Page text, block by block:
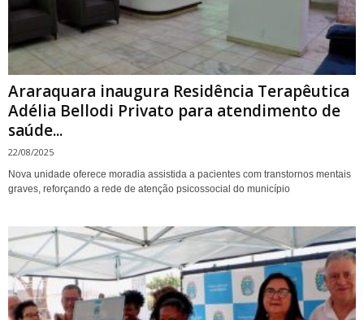
Araraquara inaugura Residência Terapêutica
Adélia Bellodi Privato para atendimento de
saúde...
22/08/2025
Nova unidade oferece moradia assistida a pacientes com transtornos mentais
graves, reforçando a rede de atenção psicossocial do município